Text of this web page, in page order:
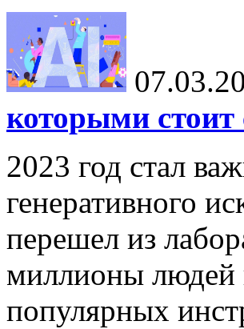
которыми стоит
2023 год стал
генеративного
перешел из
миллионы людей
популярных